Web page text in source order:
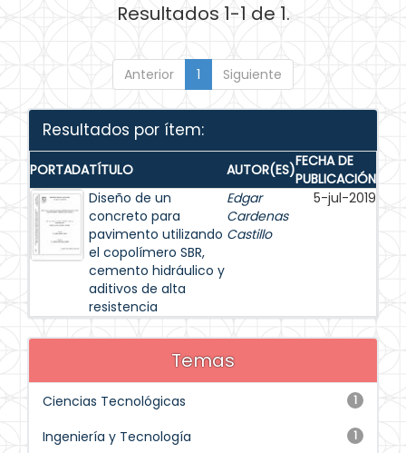
Resultados 1-1 de 1.
Anterior 1 Siguiente
Resultados por ítem:
PORTADATÍTULO AUTOR(ES)FECHA DE
PUBLICACIÓN
Diseño de un
concreto para
pavimento utilizando
el copolímero SBR,
cemento hidráulico y
aditivos de alta
resistencia
Edgar
Cardenas
Castillo
5-jul-2019
Temas
1
Ciencias Tecnológicas
1
Ingeniería y Tecnología